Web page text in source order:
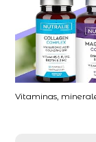
Vitaminas,